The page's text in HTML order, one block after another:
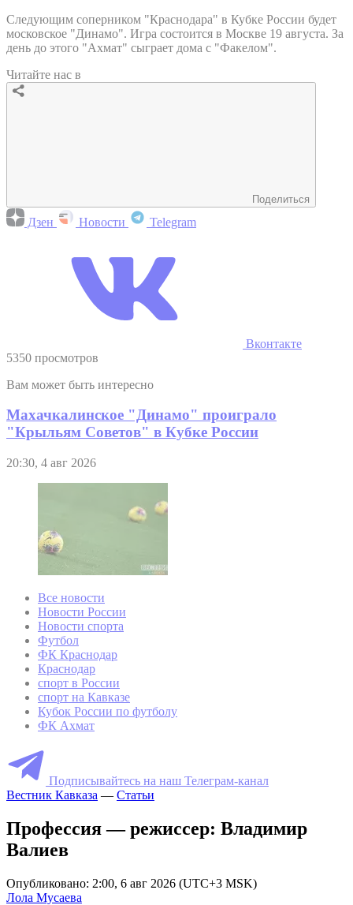
Следующим соперником "Краснодара" в Кубке России будет
московское "Динамо". Игра состоится в Москве 19 августа. За
день до этого "Ахмат" сыграет дома с "Факелом".
Читайте нас в
Поделиться
Дзен Новости Telegram
Вконтакте
5350 просмотров
Вам может быть интересно
Махачкалинское "Динамо" проиграло
"Крыльям Советов" в Кубке России
20:30, 4 авг 2026
Все новости
Новости России
Новости спорта
Футбол
ФК Краснодар
Краснодар
спорт в России
спорт на Кавказе
Кубок России по футболу
ФК Ахмат
Подписывайтесь на наш Телеграм-канал
Вестник Кавказа — Статьи
Профессия — режиссер: Владимир
Валиев
Опубликовано: 2:00, 6 авг 2026 (UTC+3 MSK)
Лола Мусаева